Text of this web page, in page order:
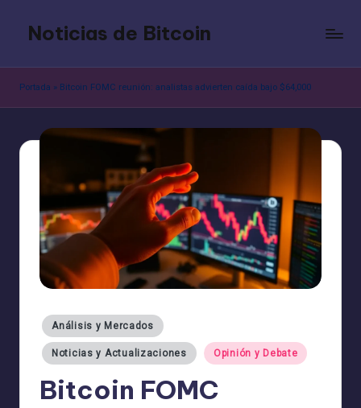
contenido
Noticias de Bitcoin
Portada » Bitcoin FOMC reunión: analistas advierten caída bajo $64,000
Publicado
en
Análisis y Mercados
Noticias y Actualizaciones Opinión y Debate
Bitcoin FOMC